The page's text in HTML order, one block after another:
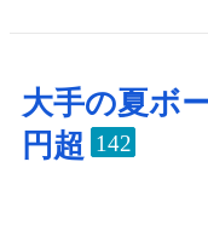
大手の夏ボ
円超 142